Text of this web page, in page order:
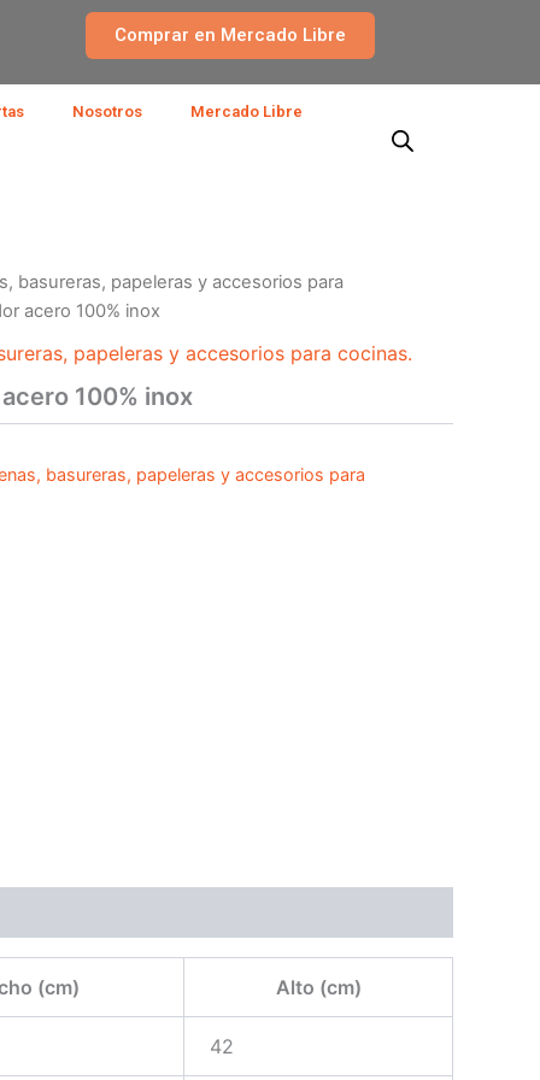
Comprar en Mercado Libre
Nosotros Mercado Libre
basureras, papeleras y accesorios para
acero 100% inox
papeleras y accesorios para cocinas.
100% inox
basureras, papeleras y accesorios para
(cm) Alto (cm)
42